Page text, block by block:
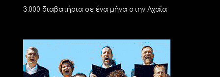
3.000 διαβατήρια σε ένα μήνα στην Αχαΐα